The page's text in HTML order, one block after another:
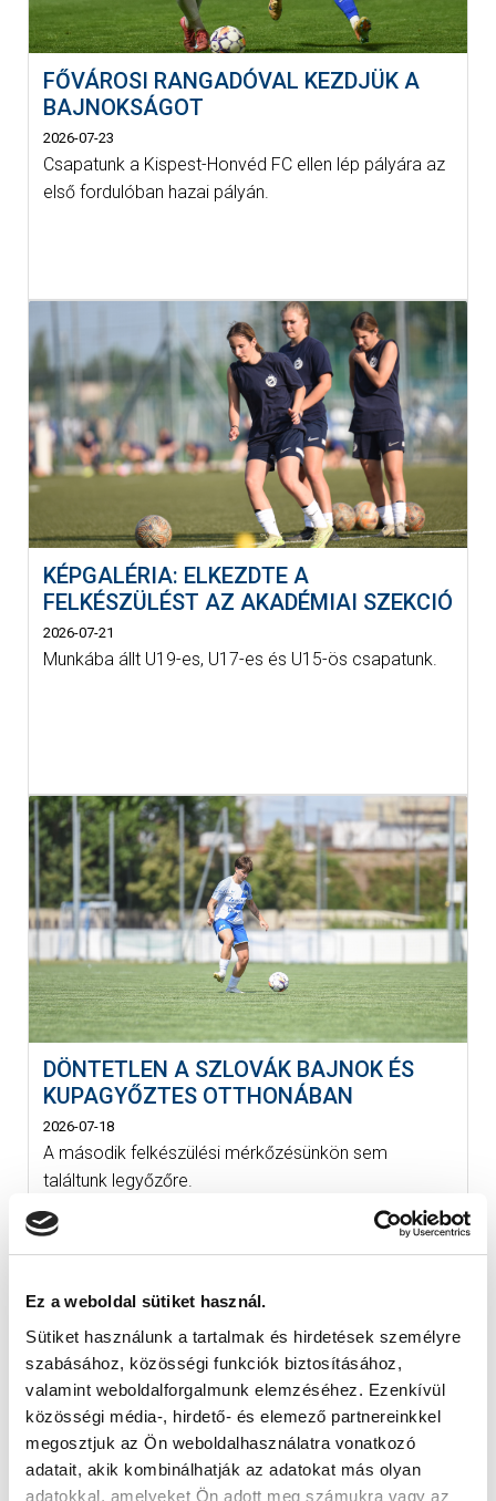
Ez a weboldal sütiket használ.
Sütiket használunk a tartalmak és hirdetések személyre
szabásához, közösségi funkciók biztosításához,
valamint weboldalforgalmunk elemzéséhez. Ezenkívül
közösségi média-, hirdető- és elemező partnereinkkel
megosztjuk az Ön weboldalhasználatra vonatkozó
adatait, akik kombinálhatják az adatokat más olyan
adatokkal, amelyeket Ön adott meg számukra vagy az
FŐVÁROSI RANGADÓVAL KEZDJÜK A
BAJNOKSÁGOT
2026-07-23
Csapatunk a Kispest-Honvéd FC ellen lép pályára az
első fordulóban hazai pályán.
KÉPGALÉRIA: ELKEZDTE A
FELKÉSZÜLÉST AZ AKADÉMIAI SZEKCIÓ
2026-07-21
Munkába állt U19-es, U17-es és U15-ös csapatunk.
DÖNTETLEN A SZLOVÁK BAJNOK ÉS
KUPAGYŐZTES OTTHONÁBAN
2026-07-18
A második felkészülési mérkőzésünkön sem
találtunk legyőzőre.